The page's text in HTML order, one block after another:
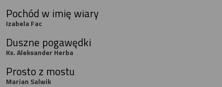
Pochód w imię wiary
Izabela Fac
Duszne pogawędki
Ks. Aleksander Herba
Prosto z mostu
Marian Salwik